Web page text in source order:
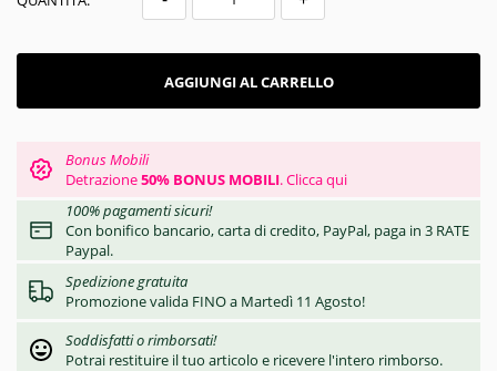
AGGIUNGI AL CARRELLO
Bonus Mobili
Detrazione50% BONUS MOBILI.Clicca qui
100% pagamenti sicuri!
Con bonifico bancario, carta di credito, PayPal, paga in 3 RATE
Paypal.
Spedizione gratuita
Promozione valida FINO a Martedì 11 Agosto!
Soddisfatti o rimborsati!
Potrai restituire il tuo articolo e ricevere l'intero rimborso.